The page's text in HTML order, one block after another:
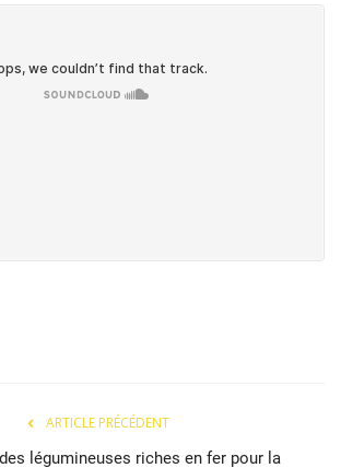
ARTICLE PRÉCÉDENT
légumineuses riches en fer pour la